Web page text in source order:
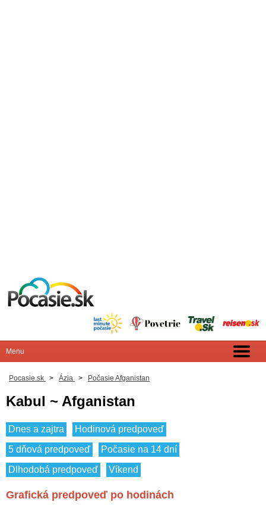
Pocasie.sk > Ázia > Počasie Afganistan
Kabul ~ Afganistan
Dnes a zajtra
Hodinová predpoveď
5 dňová predpoveď
Počasie na 14 dní
Dlhodobá predpoveď
Víkend
Grafická predpoveď po hodinách